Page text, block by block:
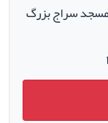
مسجد سراج بزرگ